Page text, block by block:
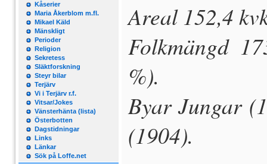
Kåserier
Maria Åkerblom m.fl.
Mikael Käld
Mänskligt
Perioder
Religion
Sekretess
Släktforskning
Steyr bilar
Terjärv
Vi i Terjärv r.f.
Vitsar/Jokes
Vänsterhänta (lista)
Österbotten
Dagstidningar
Links
Länkar
Sök på Loffe.net
Areal 152,4
Folkmängd
%).
Byar Jungar
(1904).